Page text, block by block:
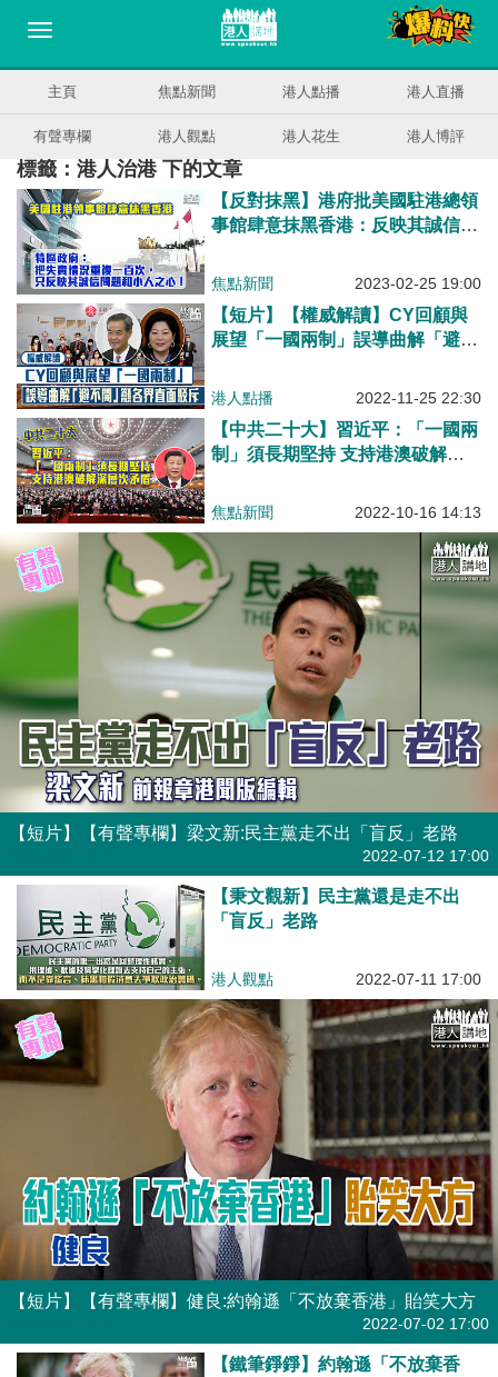
主頁 焦點新聞 港人點播 港人直播
有聲專欄 港人觀點 港人花生 港人博評
標籤：港人治港 下的文章
【反對抹黑】港府批美國駐港總領
事館肆意抹黑香港：反映其誠信問
焦點新聞 2023-02-25 19:00
【短片】【權威解讀】CY回顧與
展望「一國兩制」誤導曲解「避不
港人點播 2022-11-25 22:30
【中共二十大】習近平：「一國兩
制」須長期堅持 支持港澳破解深
焦點新聞 2022-10-16 14:13
【短片】【有聲專欄】梁文新:民主黨走不出「盲反」老路
2022-07-12 17:00
【秉文觀新】民主黨還是走不出
「盲反」老路
港人觀點 2022-07-11 17:00
【短片】【有聲專欄】健良:約翰遜「不放棄香港」貽笑大方
2022-07-02 17:00
【鐵筆錚錚】約翰遜「不放棄香